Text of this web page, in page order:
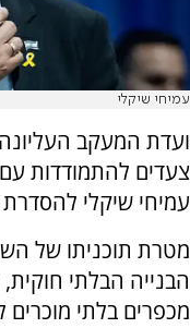
עמיחי שיקלי
ועדת המעקב
צעדים להתמודדות
עמיחי שיקלי
מטרת תוכניתו של
הבנייה הבלתי
מכפרים בלתי מוכרים